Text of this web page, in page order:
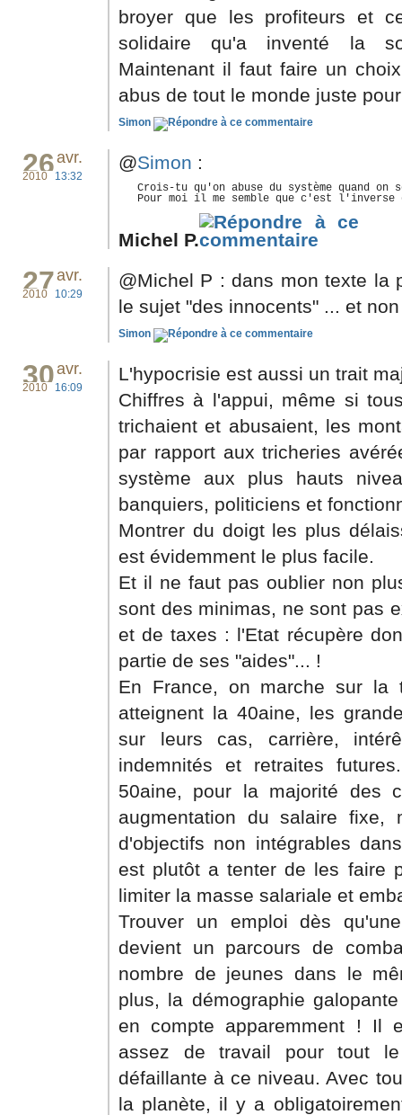
broyer que les profiteurs et
solidaire qu'a inventé la
Maintenant il faut faire un
abus de tout le monde juste
Simon
26avr.
2010 13:32
@Simon :
Crois-tu qu'on abuse du système quand on
Pour moi il me semble que c'est l'inverse
Michel P.
27avr.
2010 10:29
@Michel P : dans mon texte la
le sujet "des innocents" ... et
Simon
30avr.
2010 16:09
L'hypocrisie est aussi un trait
Chiffres à l'appui, même si
trichaient et abusaient, les
par rapport aux tricheries
système aux plus hauts
banquiers, politiciens et
Montrer du doigt les plus
est évidemment le plus facile.
Et il ne faut pas oublier non
sont des minimas, ne sont pas
et de taxes : l'Etat récupère
partie de ses "aides"... !
En France, on marche sur
atteignent la 40aine, les
sur leurs cas, carrière,
indemnités et retraites
50aine, pour la majorité des
augmentation du salaire fixe,
d'objectifs non intégrables
est plutôt a tenter de les faire
limiter la masse salariale et
Trouver un emploi dès
devient un parcours de
nombre de jeunes dans le
plus, la démographie
en compte apparemment ! Il
assez de travail pour tout
défaillante à ce niveau. Avec
la planète, il y a